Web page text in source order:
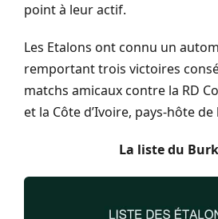
point à leur actif.
Les Etalons ont connu un
remportant trois victoires
matchs amicaux contre la RD
et la Côte d’Ivoire, pays-hôte de
La liste du